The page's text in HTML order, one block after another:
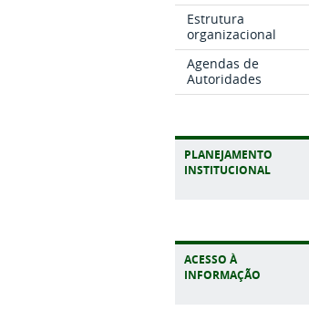
Estrutura
organizacional
Agendas de
Autoridades
PLANEJAMENTO
INSTITUCIONAL
ACESSO À
INFORMAÇÃO